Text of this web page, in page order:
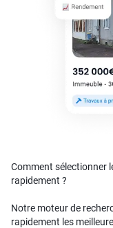
Comment sélectionner
rapidement ?
Notre moteur de
rapidement les